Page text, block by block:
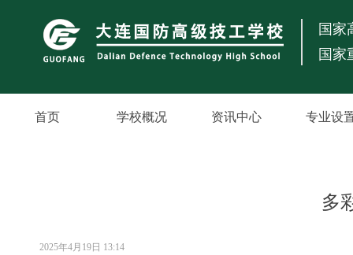
国家
国家
首页 学校概况 资讯中心 专业设
多
2025年4月19日 13:14